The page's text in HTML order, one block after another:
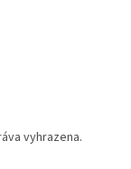
vyhrazena.